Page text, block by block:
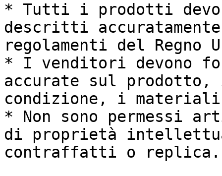
* Tutti i prodotti
descritti
regolamenti del Regno
* I venditori devono
accurate sul
condizione, i
* Non sono
di proprietà
contraffatti o replica.